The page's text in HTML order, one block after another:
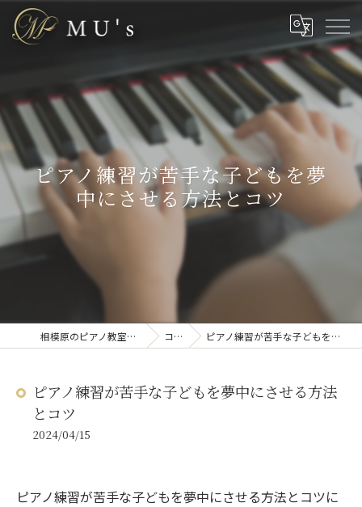
ピアノ練習が苦手な子どもを夢
中にさせる方法とコツ
相模原のピアノ教室なら株式会社MU’s コラム ピアノ練習が苦手な子どもを夢中にさせる方法とコツ
ピアノ練習が苦手な子どもを夢中にさせる方法
とコツ
2024/04/15
ピアノ練習が苦手な子どもを夢中にさせる方法とコツに